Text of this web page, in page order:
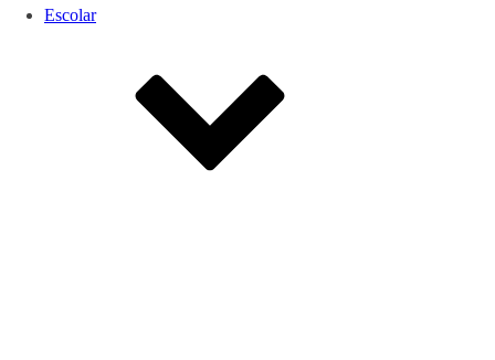
Escolar